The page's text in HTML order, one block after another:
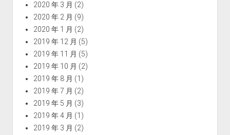
2020 年 3 月 (2)
2020 年 2 月 (9)
2020 年 1 月 (2)
2019 年 12 月 (5)
2019 年 11 月 (5)
2019 年 10 月 (2)
2019 年 8 月 (1)
2019 年 7 月 (2)
2019 年 5 月 (3)
2019 年 4 月 (1)
2019 年 3 月 (2)